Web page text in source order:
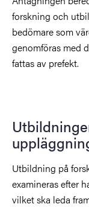
forskning och
bedömare som
genomföras med
fattas av prefekt.
Utbildning på
examineras efter
vilket ska leda